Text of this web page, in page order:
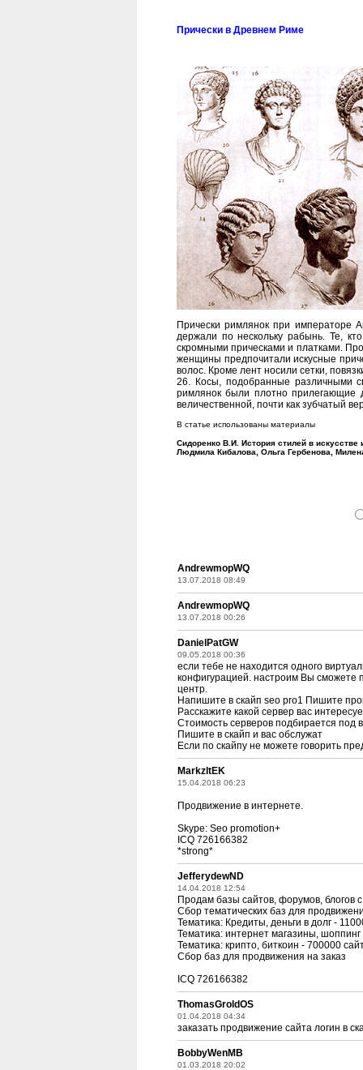
Прически в Древнем Риме
Прически римлянок при императоре
держали по нескольку рабынь. Те,
скромными прическами и платками.
женщины предпочитали искусные
волос. Кроме лент носили сетки,
26. Косы, подобранные различными
римлянок были плотно прилегающие
величественной, почти как зубчатый
В статье использованы материалы
Сидоренко В.И. История стилей в искусстве
Людмила Кибалова, Ольга Гербенова,
AndrewmopWQ
13.07.2018 08:49
AndrewmopWQ
13.07.2018 00:26
DanielPatGW
09.05.2018 00:36
если тебе не находится одного
конфигурацией. настроим Вы
центр.
Напишите в скайп seo pro1 Пишите
Расскажите какой сервер вас
Стоимость серверов подбирается под
Пишите в скайп и вас обслужат
Если по скайпу не можете говорить
MarkzltEK
15.04.2018 06:23
Продвижение в интернете.
Skype: Seo promotion+
ICQ 726166382
*strong*
JefferydewND
14.04.2018 12:54
Продам базы сайтов, форумов, блогов
Сбор тематических баз для
Тематика: Кредиты, деньги в долг -
Тематика: интернет магазины,
Тематика: крипто, биткоин - 700000
Сбор баз для продвижения на заказ
ICQ 726166382
ThomasGroldOS
01.04.2018 04:34
заказать продвижение сайта логин в
BobbyWenMB
01.03.2018 20:02